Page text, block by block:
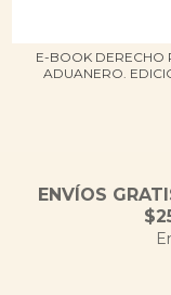
E-BOOK DERECHO
ADUANERO.
ENVÍOS